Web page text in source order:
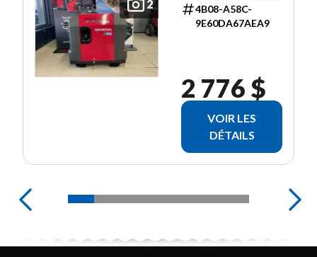
2
4B08-A58C-
9E60DA67AEA9
2 776 $
VOIR LES
DÉTAILS